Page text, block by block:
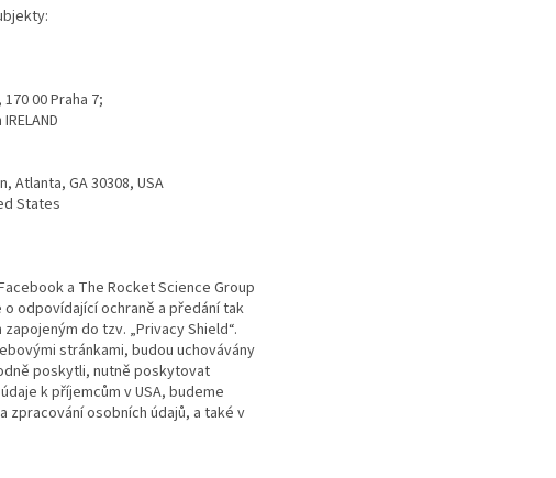
00 Praha 7;
Atlanta, GA 30308, USA
States
a The Rocket Science Group
odpovídající ochraně a předání tak
do tzv. „Privacy Shield“.
stránkami, budou uchovávány
poskytli, nutně poskytovat
k příjemcům v USA, budeme
zpracování osobních údajů, a také v